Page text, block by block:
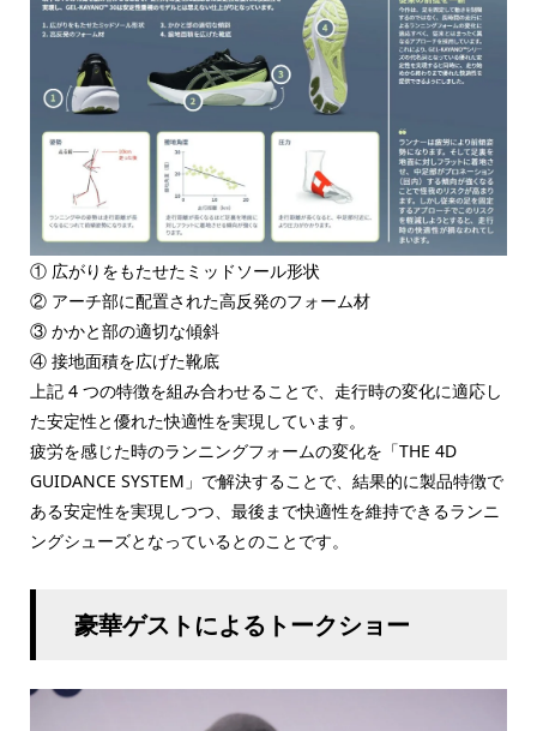
① 広がりをもたせたミッドソール形状
② アーチ部に配置された高反発のフォーム材
③ かかと部の適切な傾斜
④ 接地面積を広げた靴底
上記 4 つの特徴を組み合わせることで、走行時の変化に適応し
た安定性と優れた快適性を実現しています。
疲労を感じた時のランニングフォームの変化を「THE 4D
GUIDANCE SYSTEM」で解決することで、結果的に製品特徴で
ある安定性を実現しつつ、最後まで快適性を維持できるランニ
ングシューズとなっているとのことです。
豪華ゲストによるトークショー